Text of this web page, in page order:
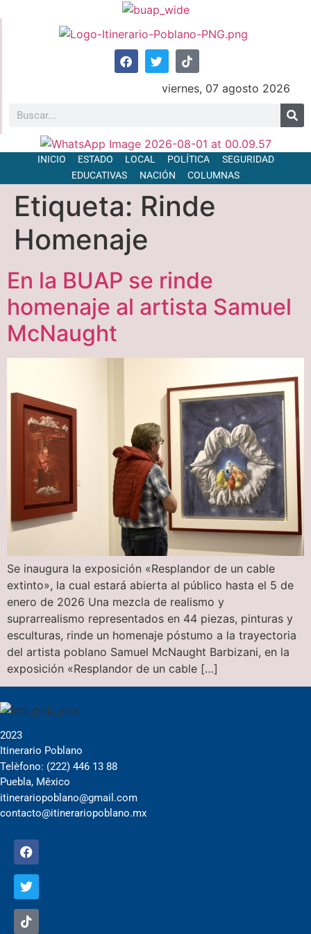
viernes, 07 agosto 2026
INICIO ESTADO LOCAL POLÍTICA
SEGURIDAD
EDUCATIVAS
NACIÓN COLUMNAS
Etiqueta: Rinde
Homenaje
En la BUAP se rinde
homenaje al artista Samuel
McNaught
Se inaugura la exposición «Resplandor de un cable
extinto», la cual estará abierta al público hasta el 5 de
enero de 2026 Una mezcla de realismo y
suprarrealismo representados en 44 piezas, pinturas y
esculturas, rinde un homenaje póstumo a la trayectoria
del artista poblano Samuel McNaught Barbizani, en la
exposición «Resplandor de un cable […]
2023
Itinerario Poblano
Telèfono: (222) 446 13 88
Puebla, Mêxico
itinerariopoblano@gmail.com
contacto@itinerariopoblano.mx